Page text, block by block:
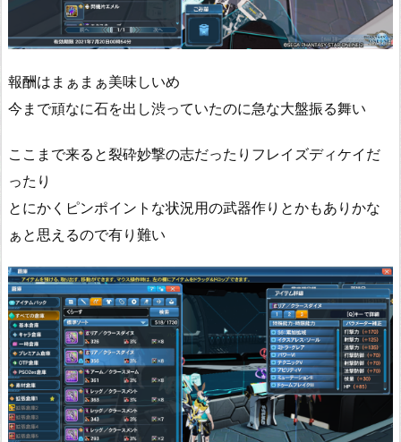
報酬はまぁまぁ美味しいめ
今まで頑なに石を出し渋っていたのに急な大盤振る舞い
ここまで来ると裂砕妙撃の志だったりフレイズディケイだ
ったり
とにかくピンポイントな状況用の武器作りとかもありかな
ぁと思えるので有り難い